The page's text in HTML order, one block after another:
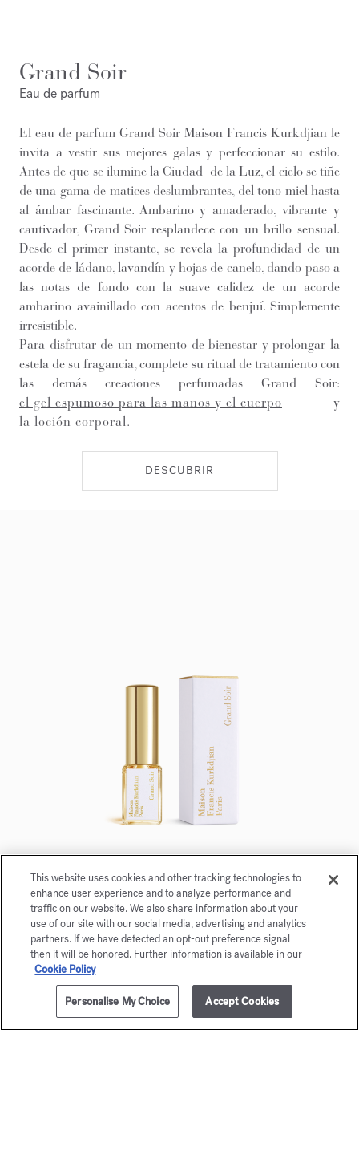
AÑADIR A LA CESTA 285,00 €
Grand Soir
Eau de parfum
El eau de parfum Grand Soir Maison Francis Kurkdjian le
invita a vestir sus mejores galas y perfeccionar su estilo.
Antes de que se ilumine la Ciudad de la Luz, el cielo se tiñe
de una gama de matices deslumbrantes, del tono miel hasta
al ámbar fascinante. Ambarino y amaderado, vibrante y
cautivador, Grand Soir resplandece con un brillo sensual.
Desde el primer instante, se revela la profundidad de un
acorde de ládano, lavandín y hojas de canelo, dando paso a
las notas de fondo con la suave calidez de un acorde
ambarino avainillado con acentos de benjuí. Simplemente
irresistible.
Para disfrutar de un momento de bienestar y prolongar la
estela de su fragancia, complete su ritual de tratamiento con
las demás creaciones perfumadas Grand Soir:
el gel espumoso para las manos y el cuerpo y
la loción corporal.
DESCUBRIR
Grand Soir
Eau de parfum 5ml
Maison Francis Kurkdjian se complace en ofrecerle
Grand Soir Eau de parfum 5ml.
This website uses cookies and other tracking technologies to
enhance user experience and to analyze performance and
traffic on our website. We also share information about your
use of our site with our social media, advertising and analytics
partners. If we have detected an opt-out preference signal
then it will be honored. Further information is available in our
Cookie Policy
Personalise My Choice Accept Cookies